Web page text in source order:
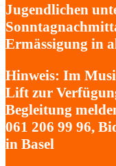
Jugendlichen
Ermässigung in
Hinweis: Im
Lift zur
Begleitung
061 206 99 96,
in Basel